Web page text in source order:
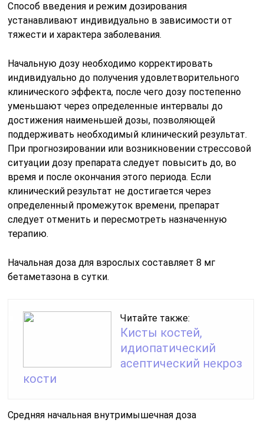
Способ введения и режим дозирования
устанавливают индивидуально в зависимости от
тяжести и характера заболевания.
Начальную дозу необходимо корректировать
индивидуально до получения удовлетворительного
клинического эффекта, после чего дозу постепенно
уменьшают через определенные интервалы до
достижения наименьшей дозы, позволяющей
поддерживать необходимый клинический результат.
При прогнозировании или возникновении стрессовой
ситуации дозу препарата следует повысить до, во
время и после окончания этого периода. Если
клинический результат не достигается через
определенный промежуток времени, препарат
следует отменить и пересмотреть назначенную
терапию.
Начальная доза для взрослых составляет 8 мг
бетаметазона в сутки.
Читайте также:
Кисты костей,
идиопатический
асептический некроз
кости
Средняя начальная внутримышечная доза